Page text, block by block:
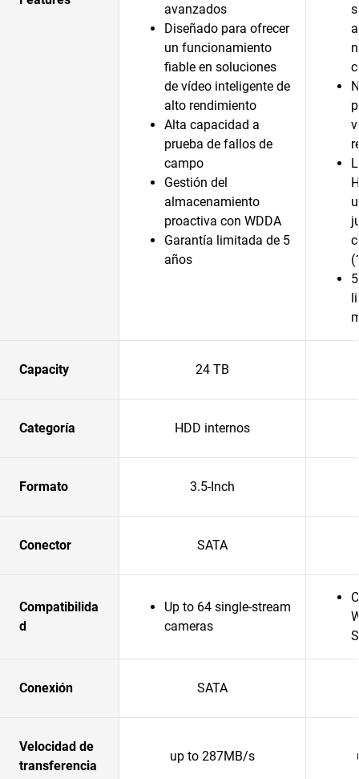
avanzados
Diseñado para ofrecer
un funcionamiento
fiable en soluciones
de vídeo inteligente de
alto rendimiento
Alta capacidad a
prueba de fallos de
campo
Gestión del
almacenamiento
proactiva con WDDA
Garantía limitada de 5
años
Capacity 24 TB
Categoría HDD internos
Formato 3.5-Inch
Conector SATA
Compatibilida
d
Up to 64 single-stream
cameras
Conexión SATA
Velocidad de
transferencia
up to 287MB/s